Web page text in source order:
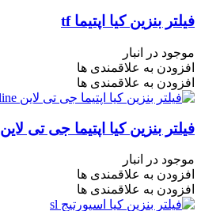
فیلتر بنزین کیا اپتیما tf
موجود در انبار
افزودن به علاقمندی ها
افزودن به علاقمندی ها
فیلتر بنزین کیا اپتیما جی تی لاین gt line
موجود در انبار
افزودن به علاقمندی ها
افزودن به علاقمندی ها